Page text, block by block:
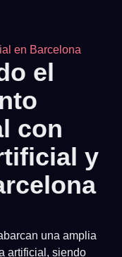
en Barcelona
el
con
y
una amplia
artificial, siendo